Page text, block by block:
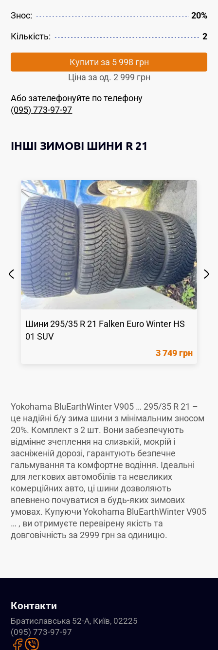
Знос: 20%
Кількість: 2
Купити за 5 998 грн
Ціна за од. 2 999 грн
Або зателефонуйте по телефону
(095) 773-97-97
ІНШІ ЗИМОВІ ШИНИ R 21
Шини295/35 R 21 Falken Euro Winter HS
01 SUV
3 749 грн
Yokohama BluEarthWinter V905 … 295/35 R 21 –
це надійні б/у зима шини з мінімальним зносом
20%. Комплект з 2 шт. Вони забезпечують
відмінне зчеплення на слизькій, мокрій і
засніженій дорозі, гарантують безпечне
гальмування та комфортне водіння. Ідеальні
для легкових автомобілів та невеликих
комерційних авто, ці шини дозволяють
впевнено почуватися в будь-яких зимових
умовах. Купуючи Yokohama BluEarthWinter V905
… , ви отримуєте перевірену якість та
довговічність за 2999 грн за одиницю.
Контакти
Братиславська 52-А, Київ, 02225
(095) 773-97-97